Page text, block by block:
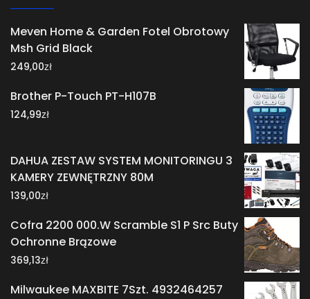
Meven Home & Garden Fotel Obrotowy
Msh Grid Black
249,00zł
Brother P-Touch PT-H107B
124,99zł
DAHUA ZESTAW SYSTEM MONITORINGU 3
KAMERY ZEWNĘTRZNY 80M
139,00zł
Cofra 2200 000.W Scramble S1 P Src Buty
Ochronne Brązowe
369,13zł
Milwaukee MAXBITE 7Szt. 4932464257